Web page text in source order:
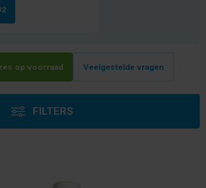
op voorraad Veelgestelde vragen
FILTERS